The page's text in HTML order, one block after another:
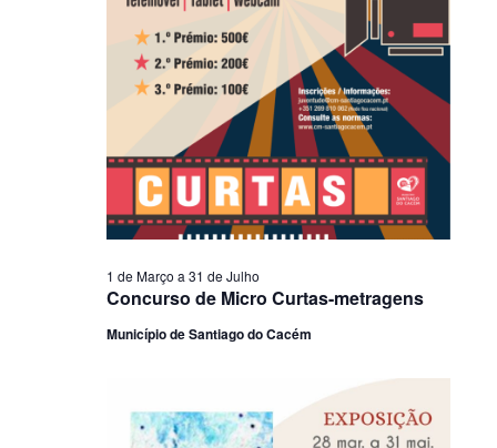
Concurso de Micro Curtas-metragens
1 de Março a 31 de Julho
Município de Santiago do Cacém